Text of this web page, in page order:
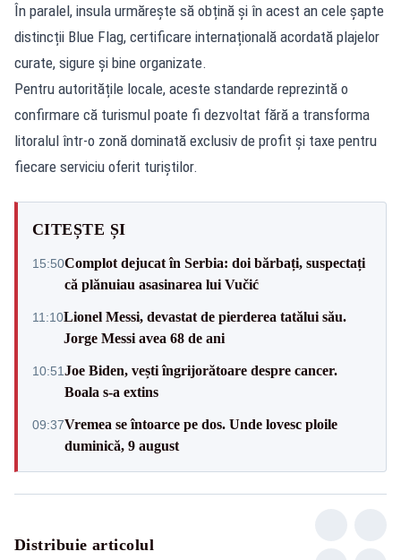
În paralel, insula urmărește să obțină și în acest an cele șapte
distincții Blue Flag, certificare internațională acordată plajelor
curate, sigure și bine organizate.
Pentru autoritățile locale, aceste standarde reprezintă o
confirmare că turismul poate fi dezvoltat fără a transforma
litoralul într-o zonă dominată exclusiv de profit și taxe pentru
fiecare serviciu oferit turiștilor.
CITEȘTE ȘI
15:50Complot dejucat în Serbia: doi bărbați, suspectați
că plănuiau asasinarea lui Vučić
11:10Lionel Messi, devastat de pierderea tatălui său.
Jorge Messi avea 68 de ani
10:51Joe Biden, vești îngrijorătoare despre cancer.
Boala s-a extins
09:37Vremea se întoarce pe dos. Unde lovesc ploile
duminică, 9 august
Distribuie articolul